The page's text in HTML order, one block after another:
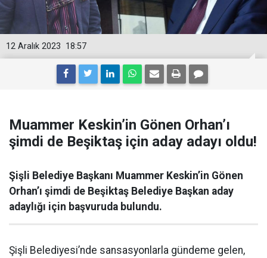
18:57
12 Aralık 2023
Muammer Keskin’in Gönen Orhan’ı
şimdi de Beşiktaş için aday adayı oldu!
Şişli Belediye Başkanı Muammer Keskin’in Gönen
Orhan’ı şimdi de Beşiktaş Belediye Başkan aday
adaylığı için başvuruda bulundu.
Şişli Belediyesi’nde sansasyonlarla gündeme gelen,